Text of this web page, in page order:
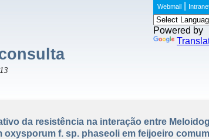
Webmail|
Powered by
da resistência na interação entre
oxysporum f. sp. phaseoli em feijoeiro comum